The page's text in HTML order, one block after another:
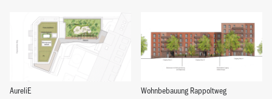
AureliE Wohnbebauung Rappoltweg